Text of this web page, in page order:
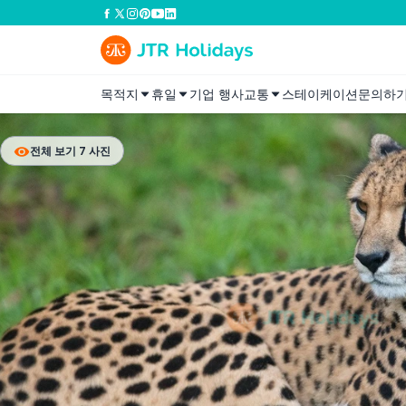
목적지 휴일 기업 행사교통 스테이케이션문의하
전체 보기 7 사진